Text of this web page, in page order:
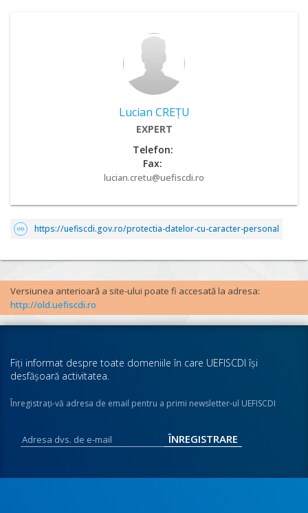
Lucian CREȚU
EXPERT
Telefon:
Fax:
lucian.cretu@uefiscdi.ro
https://uefiscdi.gov.ro/protectia-datelor-cu-caracter-personal
Versiunea anterioară a site-ului poate fi accesată la adresa:
http://old.uefiscdi.ro
Fiţi informat despre toate domeniile în care UEFISCDI îşi
desfăşoară activitatea.
Înregistraţi-vă adresa de email pentru a primi newsletter-ul UEFISCDI